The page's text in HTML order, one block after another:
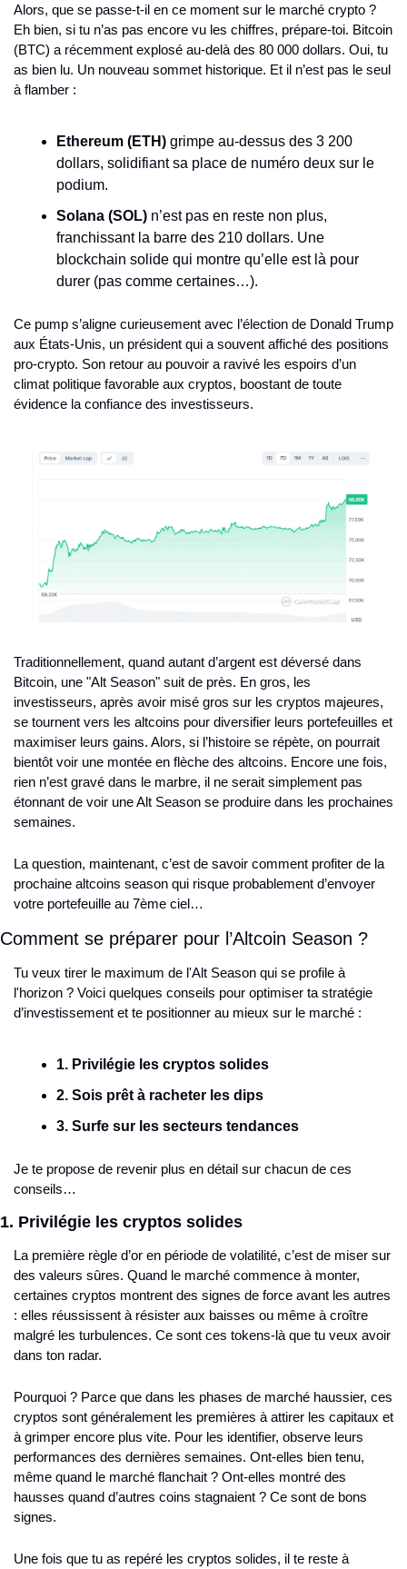
Alors, que se passe-t-il en ce moment sur le marché crypto ?
Eh bien, si tu n’as pas encore vu les chiffres, prépare-toi. Bitcoin
(BTC) a récemment explosé au-delà des 80 000 dollars. Oui, tu
as bien lu. Un nouveau sommet historique. Et il n’est pas le seul
à flamber :
Ethereum (ETH) grimpe au-dessus des 3 200
dollars, solidifiant sa place de numéro deux sur le
podium.
Solana (SOL) n’est pas en reste non plus,
franchissant la barre des 210 dollars. Une
blockchain solide qui montre qu’elle est là pour
durer (pas comme certaines…).
Ce pump s’aligne curieusement avec l’élection de Donald Trump
aux États-Unis, un président qui a souvent affiché des positions
pro-crypto. Son retour au pouvoir a ravivé les espoirs d’un
climat politique favorable aux cryptos, boostant de toute
évidence la confiance des investisseurs.
Traditionnellement, quand autant d’argent est déversé dans
Bitcoin, une "Alt Season" suit de près. En gros, les
investisseurs, après avoir misé gros sur les cryptos majeures,
se tournent vers les altcoins pour diversifier leurs portefeuilles et
maximiser leurs gains. Alors, si l’histoire se répète, on pourrait
bientôt voir une montée en flèche des altcoins. Encore une fois,
rien n’est gravé dans le marbre, il ne serait simplement pas
étonnant de voir une Alt Season se produire dans les prochaines
semaines.
La question, maintenant, c’est de savoir comment profiter de la
prochaine altcoins season qui risque probablement d’envoyer
votre portefeuille au 7ème ciel…
Comment se préparer pour l’Altcoin Season ?
Tu veux tirer le maximum de l'Alt Season qui se profile à
l'horizon ? Voici quelques conseils pour optimiser ta stratégie
d’investissement et te positionner au mieux sur le marché :
1. Privilégie les cryptos solides
2. Sois prêt à racheter les dips
3. Surfe sur les secteurs tendances
Je te propose de revenir plus en détail sur chacun de ces
conseils…
1. Privilégie les cryptos solides
La première règle d’or en période de volatilité, c’est de miser sur
des valeurs sûres. Quand le marché commence à monter,
certaines cryptos montrent des signes de force avant les autres
: elles réussissent à résister aux baisses ou même à croître
malgré les turbulences. Ce sont ces tokens-là que tu veux avoir
dans ton radar.
Pourquoi ? Parce que dans les phases de marché haussier, ces
cryptos sont généralement les premières à attirer les capitaux et
à grimper encore plus vite. Pour les identifier, observe leurs
performances des dernières semaines. Ont-elles bien tenu,
même quand le marché flanchait ? Ont-elles montré des
hausses quand d’autres coins stagnaient ? Ce sont de bons
signes.
Une fois que tu as repéré les cryptos solides, il te reste à